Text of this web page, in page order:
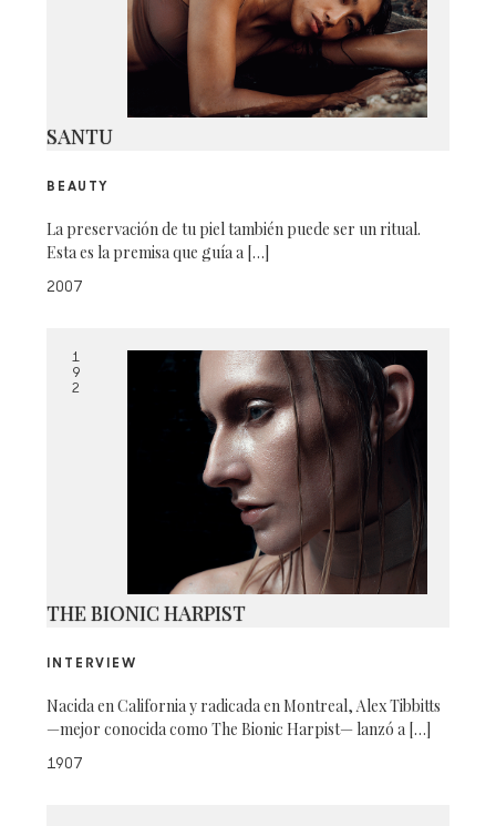
SANTU
BEAUTY
La preservación de tu piel también puede ser un ritual.
Esta es la premisa que guía a […]
2007
1
9
2
THE BIONIC HARPIST
INTERVIEW
Nacida en California y radicada en Montreal, Alex Tibbitts
—mejor conocida como The Bionic Harpist— lanzó a […]
1907